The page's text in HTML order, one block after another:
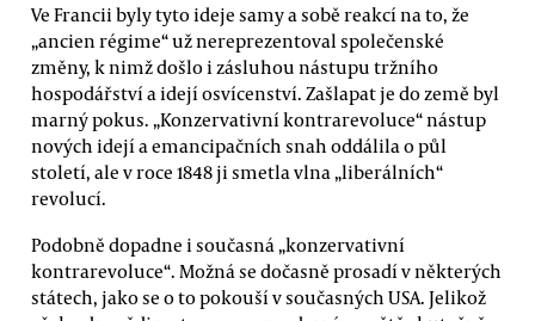
Ve Francii byly tyto ideje samy a sobě reakcí na to, že
„ancien régime“ už nereprezentoval společenské
změny, k nimž došlo i zásluhou nástupu tržního
hospodářství a idejí osvícenství. Zašlapat je do země byl
marný pokus. „Konzervativní kontrarevoluce“ nástup
nových idejí a emancipačních snah oddálila o půl
století, ale v roce 1848 ji smetla vlna „liberálních“
revolucí.
Podobně dopadne i současná „konzervativní
kontrarevoluce“. Možná se dočasně prosadí v některých
státech, jako se o to pokouší v současných USA. Jelikož